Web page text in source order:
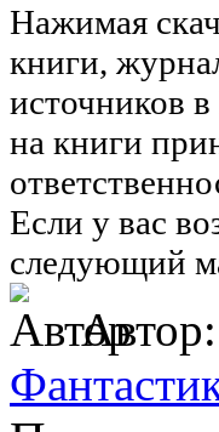
Нажимая
книги,
источников
на книги
Если у вас
следующий
Автор: